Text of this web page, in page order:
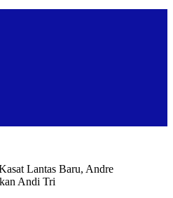
Lantas Baru, Andre
Andi Tri